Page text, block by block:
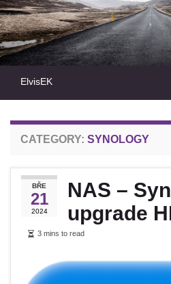
ElvisEK
CATEGORY: SYNOLOGY
BŘE
21
2024
NAS –
upgrade
3 mins to read